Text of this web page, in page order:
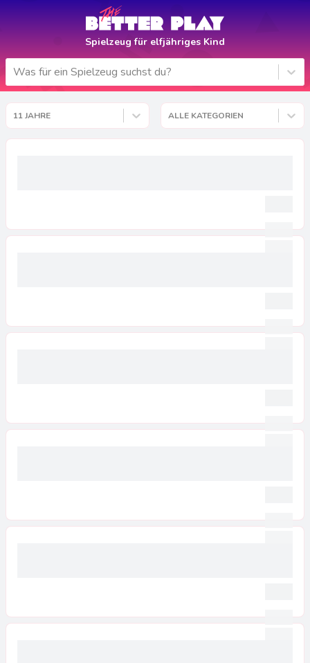
Spielzeug für elfjähriges Kind
Was für ein Spielzeug suchst du?
11 JAHRE ALLE KATEGORIEN